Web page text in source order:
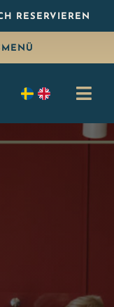
RESERVIEREN